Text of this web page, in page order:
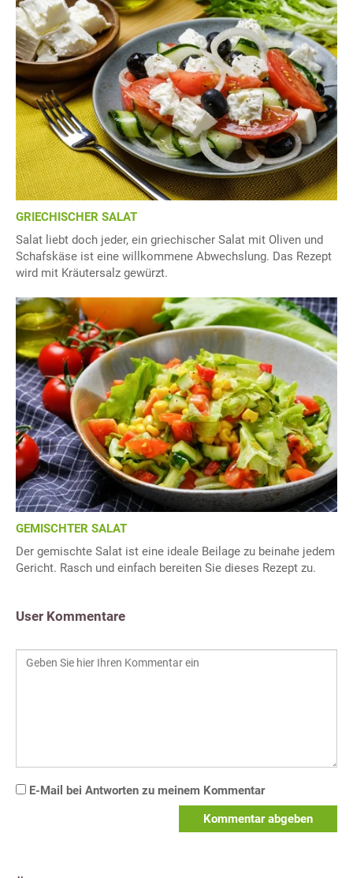
GRIECHISCHER SALAT
Salat liebt doch jeder, ein griechischer Salat mit Oliven und
Schafskäse ist eine willkommene Abwechslung. Das Rezept
wird mit Kräutersalz gewürzt.
GEMISCHTER SALAT
Der gemischte Salat ist eine ideale Beilage zu beinahe jedem
Gericht. Rasch und einfach bereiten Sie dieses Rezept zu.
User Kommentare
E-Mail bei Antworten zu meinem Kommentar
Kommentar abgeben